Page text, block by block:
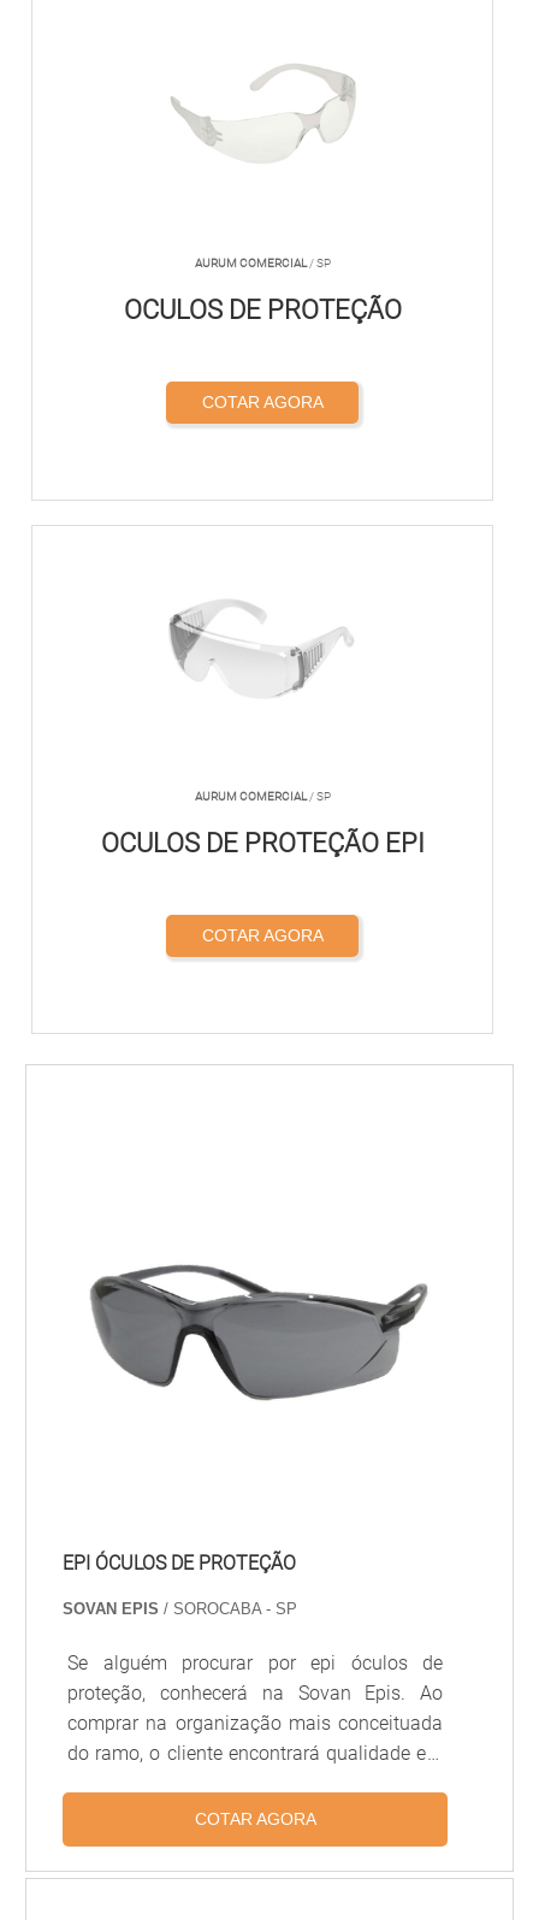
AURUM COMERCIAL/ SP
OCULOS DE PROTEÇÃO
COTAR AGORA
AURUM COMERCIAL/ SP
OCULOS DE PROTEÇÃO EPI
COTAR AGORA
EPI ÓCULOS DE PROTEÇÃO
SOVAN EPIS/ SOROCABA - SP
Se alguém procurar por epi óculos de
proteção, conhecerá na Sovan Epis. Ao
comprar na organização mais conceituada
do ramo, o cliente encontrará qualidade e o
por epi óculos de proteção, com a Sovan
Epis o cliente obtém proteção e diversas
opções de pagamento.DIFERENCIAIS
COTAR AGORA